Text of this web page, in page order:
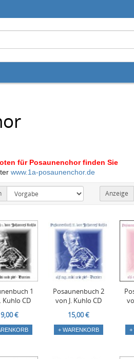
für Posaunenchor finden Sie
www.1a-posaunenchor.de
Anzeige
1
Kuhlo CD
€
Posaunenbuch 2
von J. Kuhlo CD
15,00 €
+ WARENKORB +